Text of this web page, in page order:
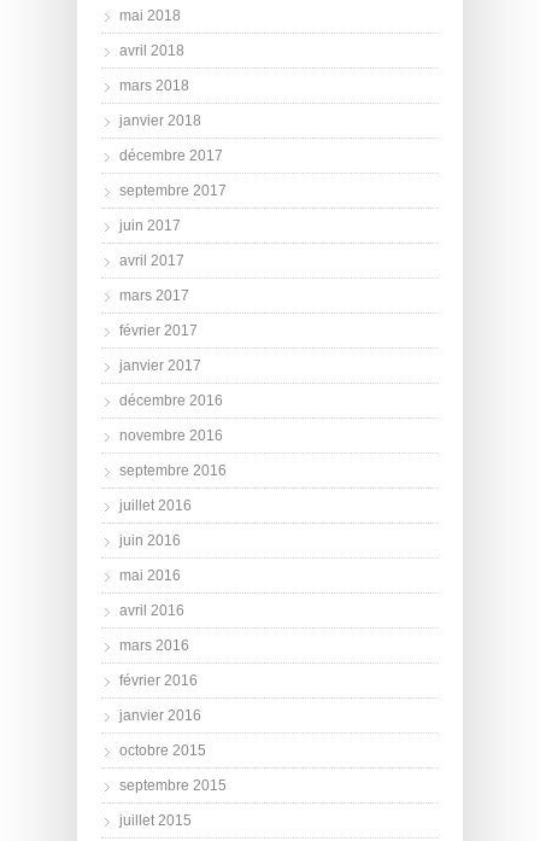
mai 2018
avril 2018
mars 2018
janvier 2018
décembre 2017
septembre 2017
juin 2017
avril 2017
mars 2017
février 2017
janvier 2017
décembre 2016
novembre 2016
septembre 2016
juillet 2016
juin 2016
mai 2016
avril 2016
mars 2016
février 2016
janvier 2016
octobre 2015
septembre 2015
juillet 2015